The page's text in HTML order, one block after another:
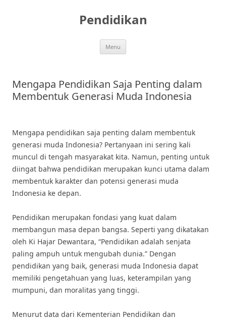
Pendidikan
Menu
Mengapa Pendidikan Saja Penting dalam
Membentuk Generasi Muda Indonesia
Mengapa pendidikan saja penting dalam membentuk
generasi muda Indonesia? Pertanyaan ini sering kali
muncul di tengah masyarakat kita. Namun, penting untuk
diingat bahwa pendidikan merupakan kunci utama dalam
membentuk karakter dan potensi generasi muda
Indonesia ke depan.
Pendidikan merupakan fondasi yang kuat dalam
membangun masa depan bangsa. Seperti yang dikatakan
oleh Ki Hajar Dewantara, “Pendidikan adalah senjata
paling ampuh untuk mengubah dunia.” Dengan
pendidikan yang baik, generasi muda Indonesia dapat
memiliki pengetahuan yang luas, keterampilan yang
mumpuni, dan moralitas yang tinggi.
Menurut data dari Kementerian Pendidikan dan